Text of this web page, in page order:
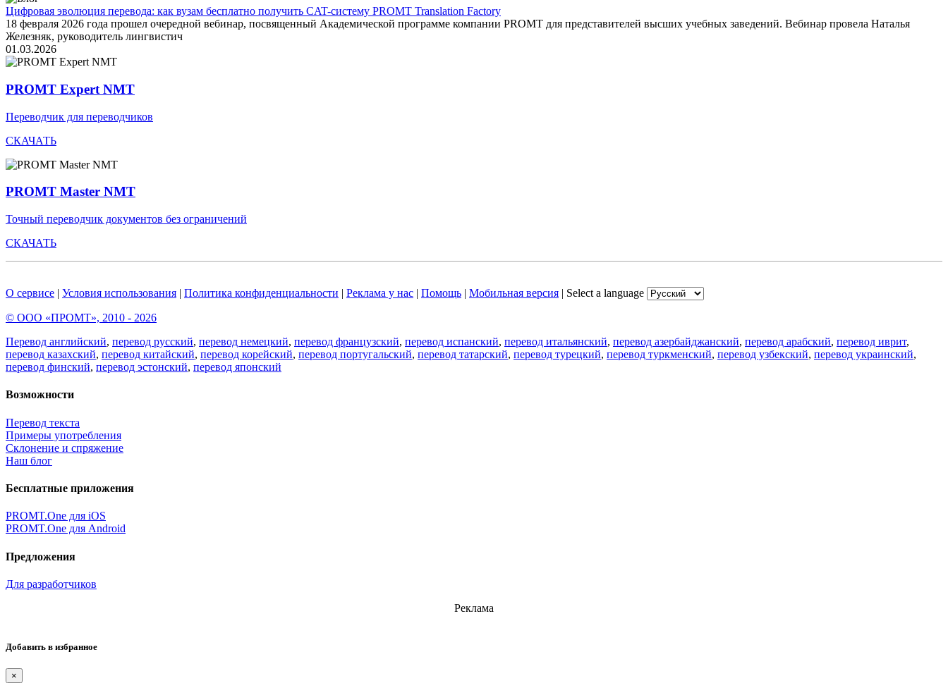
Цифровая эволюция перевода: как вузам бесплатно получить CAT-систему PROMT Translation Factory
18 февраля 2026 года прошел очередной вебинар, посвященный Академической программе компании PROMT для представителей высших учебных заведений. Вебинар провела Наталья
Железняк, руководитель лингвистич
01.03.2026
PROMT Expert NMT
Переводчик для переводчиков
СКАЧАТЬ
PROMT Master NMT
Точный переводчик документов без ограничений
СКАЧАТЬ
О сервисе | Условия использования | Политика конфиденциальности | Реклама у нас | Помощь | Мобильная версия | Select a language
© ООО «ПРОМТ», 2010 - 2026
Перевод английский, перевод русский, перевод немецкий, перевод французский, перевод испанский, перевод итальянский, перевод азербайджанский, перевод арабский, перевод иврит,
перевод казахский, перевод китайский, перевод корейский, перевод португальский, перевод татарский, перевод турецкий, перевод туркменский, перевод узбекский, перевод украинский,
перевод финский, перевод эстонский, перевод японский
Возможности
Перевод текста
Примеры употребления
Склонение и спряжение
Наш блог
Бесплатные приложения
PROMT.One для iOS
PROMT.One для Android
Предложения
Для разработчиков
Реклама
Добавить в избранное
×